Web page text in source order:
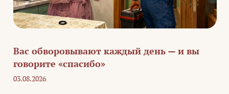
Вас обворовывают каждый день — и вы
говорите «спасибо»
03.08.2026